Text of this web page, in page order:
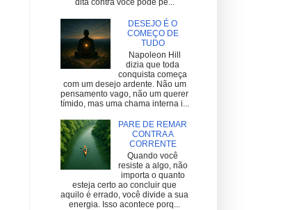
dita contra você pode pe...
DESEJO É O
COMEÇO DE
TUDO
Napoleon Hill
dizia que toda
conquista começa
com um desejo ardente. Não um
pensamento vago, não um querer
tímido, mas uma chama interna i...
PARE DE REMAR
CONTRA A
CORRENTE
Quando você
resiste a algo, não
importa o quanto
esteja certo ao concluir que
aquilo é errado, você divide a sua
energia. Isso acontece porq...